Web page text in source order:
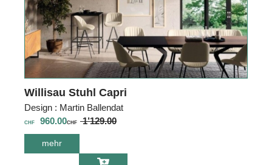
Willisau Stuhl Capri
Design : Martin Ballendat
CHF 960.00CHF 1’129.00
mehr
Stuhl Capri